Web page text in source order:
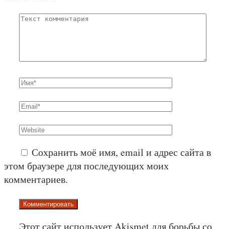
Сохранить моё имя, email и адрес сайта в
этом браузере для последующих моих
комментариев.
Этот сайт использует Akismet для борьбы со